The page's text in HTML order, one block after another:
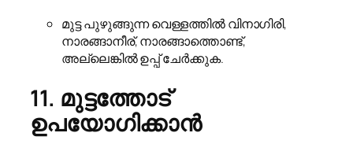
മുട്ട പുഴുങ്ങുന്ന വെള്ളത്തിൽ വിനാഗിരി,
നാരങ്ങാനീര്, നാരങ്ങാത്തൊണ്ട്,
അല്ലെങ്കിൽ ഉപ്പ് ചേർക്കുക.
11. മുട്ടത്തോട്
ഉപയോഗിക്കാൻ